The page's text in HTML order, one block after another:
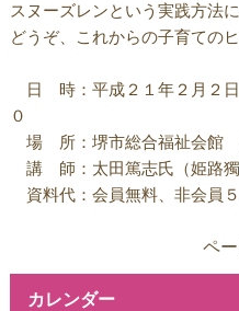
スヌーズレンという実践方法
どうぞ、これからの子育ての
日 時：平成２１年２月２
０
場 所：堺市総合福祉会館
講 師：太田篤志氏（姫路獨
資料代：会員無料、非会員
ペ
カレンダー